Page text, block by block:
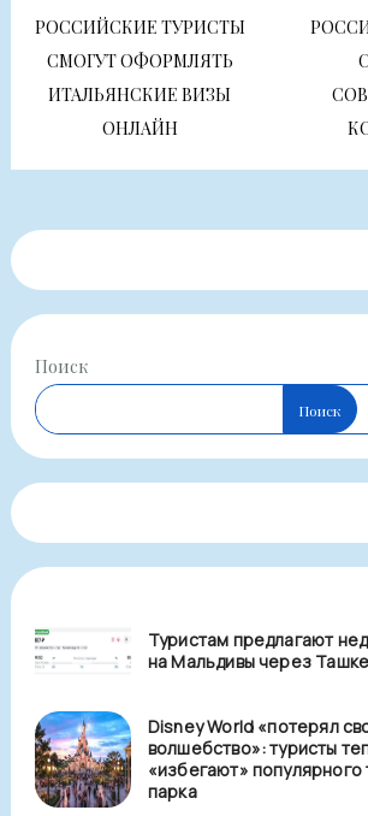
по
записям
РОССИЙСКИЕ ТУРИСТЫ
СМОГУТ ОФОРМЛЯТЬ
ИТАЛЬЯНСКИЕ ВИЗЫ
ОНЛАЙН
Поиск
Поиск
Туристам предлагают
на Мальдивы через
Disney World «потерял
волшебство»: туристы
«избегают» популярного
парка